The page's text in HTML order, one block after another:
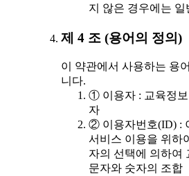
지 않은 경우에는
제 4 조 (용어의 정의)
이 약관에서 사용하는 용
니다.
① 이용자 : 교육정
자
② 이용자번호(ID) :
서비스 이용을 위하
자의 선택에 의하여
문자와 숫자의 조합